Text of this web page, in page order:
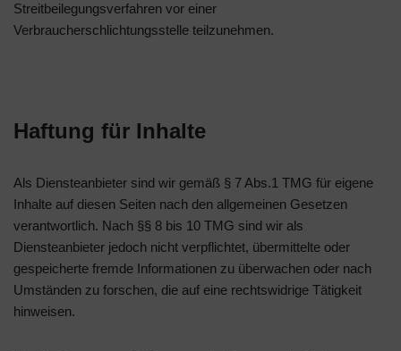
Streitbeilegungsverfahren vor einer
Verbraucherschlichtungsstelle teilzunehmen.
Haftung für Inhalte
Als Diensteanbieter sind wir gemäß § 7 Abs.1 TMG für eigene
Inhalte auf diesen Seiten nach den allgemeinen Gesetzen
verantwortlich. Nach §§ 8 bis 10 TMG sind wir als
Diensteanbieter jedoch nicht verpflichtet, übermittelte oder
gespeicherte fremde Informationen zu überwachen oder nach
Umständen zu forschen, die auf eine rechtswidrige Tätigkeit
hinweisen.